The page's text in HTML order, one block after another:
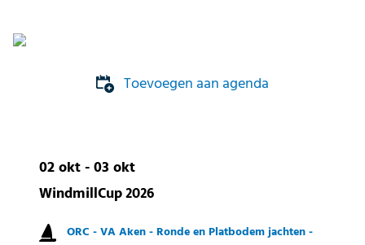
Toevoegen aan agenda
02 okt - 03 okt
WindmillCup 2026
ORC -VA Aken -Ronde en Platbodem jachten -